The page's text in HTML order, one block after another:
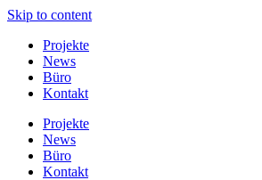
Skip to content
Projekte
News
Büro
Kontakt
Projekte
News
Büro
Kontakt